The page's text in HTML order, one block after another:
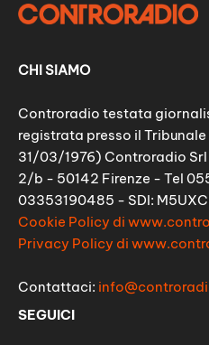
CHI SIAMO
Controradio testata
registrata presso il
31/03/1976) Controradio
2/b - 50142 Firenze - Tel
03353190485 - SDI:
Cookie Policy di
Privacy Policy di
Contattaci:
SEGUICI